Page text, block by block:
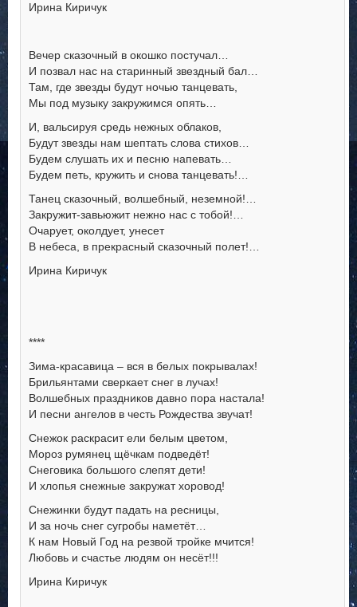
Ирина Киричук
Вечер сказочный в окошко постучал…
И позвал нас на старинный звездный бал…
Там, где звезды будут ночью танцевать,
Мы под музыку закружимся опять…
И, вальсируя средь нежных облаков,
Будут звезды нам шептать слова стихов…
Будем слушать их и песню напевать…
Будем петь, кружить и снова танцевать!…
Танец сказочный, волшебный, неземной!…
Закружит-завьюжит нежно нас с тобой!…
Очарует, околдует, унесет
В небеса, в прекрасный сказочный полет!…
Ирина Киричук
****
Зима-красавица – вся в белых покрывалах!
Брильянтами сверкает снег в лучах!
Волшебных праздников давно пора настала!
И песни ангелов в честь Рождества звучат!
Снежок раскрасит ели белым цветом,
Мороз румянец щёчкам подведёт!
Снеговика большого слепят дети!
И хлопья снежные закружат хоровод!
Снежинки будут падать на ресницы,
И за ночь снег сугробы наметёт…
К нам Новый Год на резвой тройке мчится!
Любовь и счастье людям он несёт!!!
Ирина Киричук